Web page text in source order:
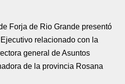
Forja de Rio Grande presentó
relacionado con la
general de Asuntos
de la provincia Rosana